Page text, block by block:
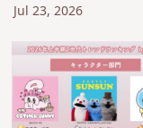
Jul 23, 2026